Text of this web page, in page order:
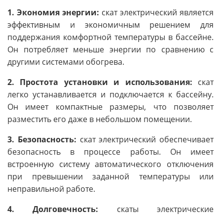
1. Экономия энергии: скат электрический является
эффективным и экономичным решением для
поддержания комфортной температуры в бассейне.
Он потребляет меньше энергии по сравнению с
другими системами обогрева.
2. Простота установки и использования: скат
легко устанавливается и подключается к бассейну.
Он имеет компактные размеры, что позволяет
разместить его даже в небольшом помещении.
3. Безопасность: скат электрический обеспечивает
безопасность в процессе работы. Он имеет
встроенную систему автоматического отключения
при превышении заданной температуры или
неправильной работе.
4. Долговечность: скаты электрические